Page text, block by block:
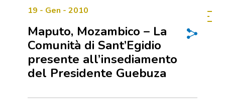
19 - Gen - 2010
Maputo, Mozambico – La
Comunità di Sant’Egidio
presente all’insediamento
del Presidente Guebuza